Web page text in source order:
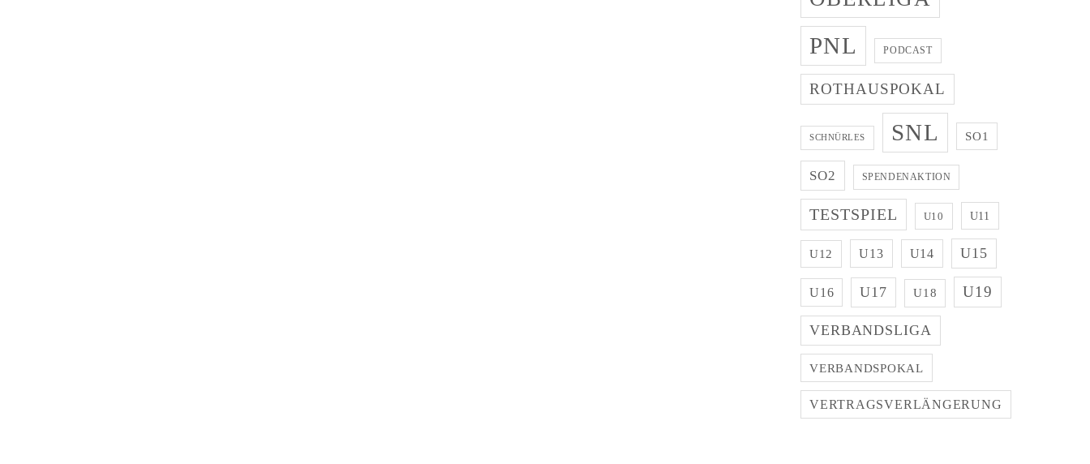
PNL PODCAST
ROTHAUSPOKAL
SCHNÜRLES SNL SO1
SO2 SPENDENAKTION
TESTSPIEL U10 U11
U12 U13 U14 U15
U16 U17 U18 U19
VERBANDSLIGA
VERBANDSPOKAL
VERTRAGSVERLÄNGERUNG